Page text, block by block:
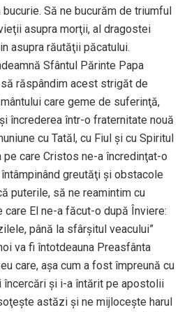
Să ne bucurăm de triumful
asupra morţii, al dragostei
asupra răutăţii păcatului.
Sfântul Părinte Papa
răspândim acest strigăt de
care geme de suferinţă,
încrederea într-o fraternitate nouă
cu Tatăl, cu Fiul și cu Spiritul
pe care Cristos ne-a încredinţat-o
greutăţi și obstacole
puterile, să ne reamintim cu
El ne-a făcut-o după Înviere:
până la sfârșitul veacului”
va fi întotdeauna Preasfânta
care, așa cum a fost împreună cu
încercări și i-a întărit pe apostolii
astăzi și ne mijlocește harul